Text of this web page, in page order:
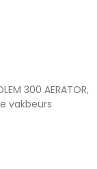
300 AERATOR,
vakbeurs